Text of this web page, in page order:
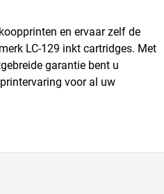
en ervaar zelf de
LC-129 inkt cartridges. Met
garantie bent u
voor al uw